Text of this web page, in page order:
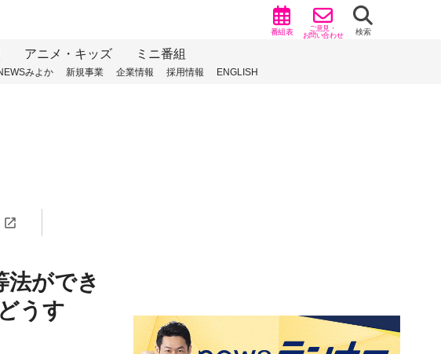
番組表 ご意見・
お問い合わせ 検索
アニメ・キッズ ミニ番組
みよか 新規事業 企業情報 採用情報 ENGLISH
ができ
うす